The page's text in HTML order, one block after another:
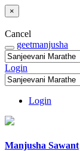
×
Cancel
geetmanjusha
Login
Login
Manjusha Sawant